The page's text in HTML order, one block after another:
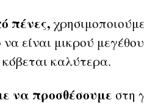
πένες,
είναι μικρού
καλύτερα.
να προσθέσουμε στη